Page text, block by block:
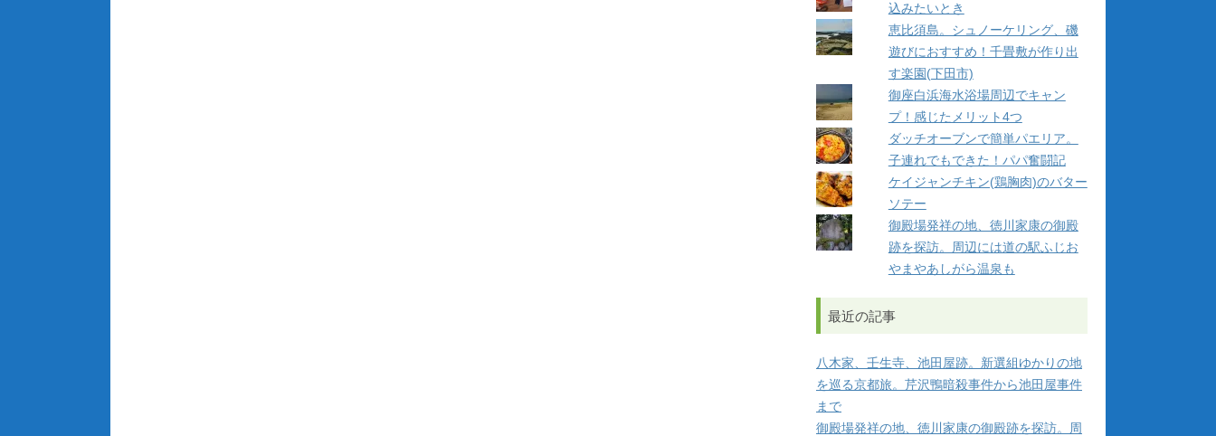
込みたいとき
恵比須島。シュノーケリング、磯
遊びにおすすめ！千畳敷が作り出
す楽園(下田市)
御座白浜海水浴場周辺でキャン
プ！感じたメリット4つ
ダッチオーブンで簡単パエリア。
子連れでもできた！パパ奮闘記
ケイジャンチキン(鶏胸肉)のバター
ソテー
御殿場発祥の地、徳川家康の御殿
跡を探訪。周辺には道の駅ふじお
やまやあしがら温泉も
最近の記事
八木家、壬生寺、池田屋跡。新選組ゆかりの地
を巡る京都旅。芹沢鴨暗殺事件から池田屋事件
まで
御殿場発祥の地、徳川家康の御殿跡を探訪。周